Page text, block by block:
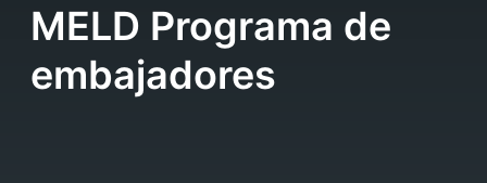
MELD Programa de
embajadores